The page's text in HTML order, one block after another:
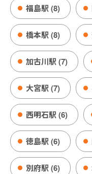
福島駅 (8)
橋本駅 (8)
加古川駅 (7)
大宮駅 (7)
西明石駅 (6)
徳島駅 (6)
別府駅 (6)